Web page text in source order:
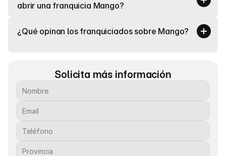
abrir una franquicia Mango?
¿Qué opinan los franquiciados sobre Mango?
Solicita más información